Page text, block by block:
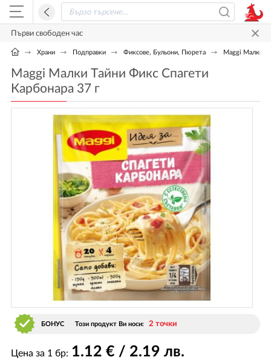
Първи свободен час
Храни Подправки Фиксове, Бульони, Пюрета Maggi Малки
Maggi Малки Tайни Фикс Спагети
Карбонара 37 г
БОНУС Този продукт Ви носи: 2 точки
Цена за 1 бр: 1.12 € / 2.19 лв.